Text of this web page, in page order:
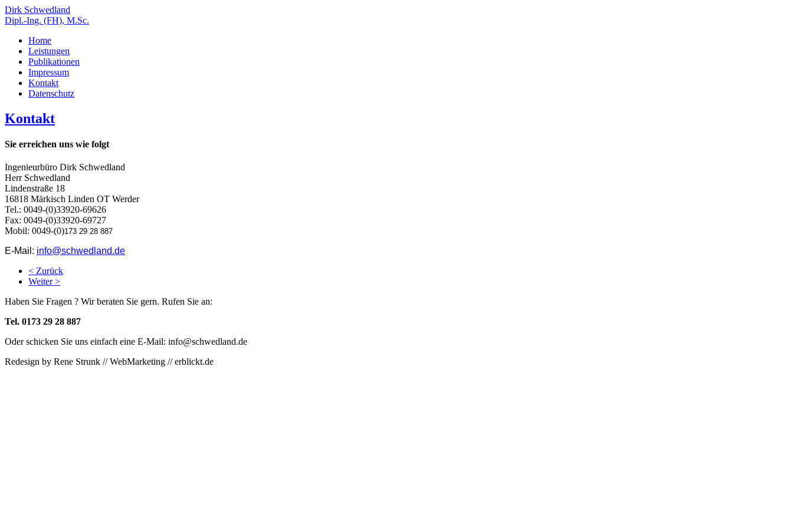
Dirk Schwedland
Dipl.-Ing. (FH), M.Sc.
Home
Leistungen
Publikationen
Impressum
Kontakt
Datenschutz
Kontakt
Sie erreichen uns wie folgt
Ingenieurbüro Dirk Schwedland
Herr Schwedland
Lindenstraße 18
16818 Märkisch Linden OT Werder
Tel.: 0049-(0)33920-69626
Fax: 0049-(0)33920-69727
Mobil: 0049-(0)173 29 28 887
E-Mail: info@schwedland.de
< Zurück
Weiter >
Haben Sie Fragen ? Wir beraten Sie gern. Rufen Sie an:
Tel. 0173 29 28 887
Oder schicken Sie uns einfach eine E-Mail: info@schwedland.de
Redesign by Rene Strunk // WebMarketing // erblickt.de